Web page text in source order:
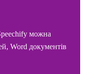
можна
Word документів